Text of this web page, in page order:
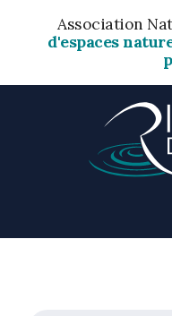
Association
d'espaces